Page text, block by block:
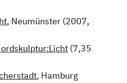
, Neumünster (2007,
(7,35
, Hamburg